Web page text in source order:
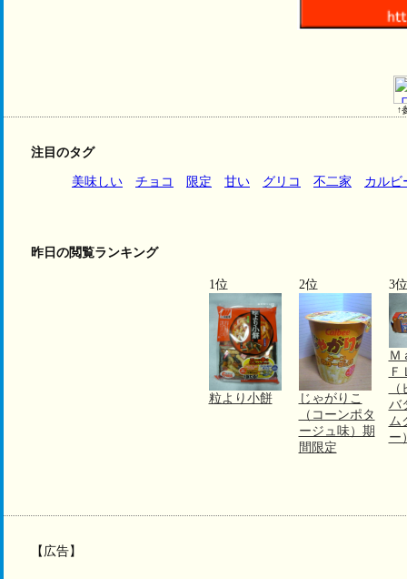
↑
注目のタグ
美味しい チョコ 限定 甘い グリコ 不二家 カルビ
昨日の閲覧ランキング
1位
粒より小餅
2位
じゃがりこ
（コーンポタ
ージュ味）期
間限定
3位
Ｆ
バ
ム
ー
【広告】